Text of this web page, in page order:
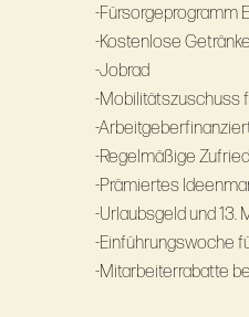
-Fürsorgeprogramm
-Kostenlose Getränke
-Jobrad
-Mobilitätszuschuss
-
-Regelmäßige
-Prämiertes
-Urlaubsgeld und 13.
-Einführungswoche
-Mitarbeiterrabatte